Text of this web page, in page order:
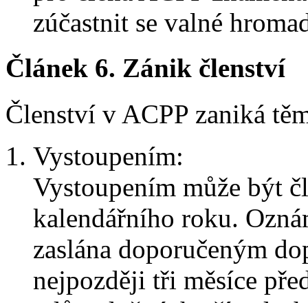
zúčastnit se valné
Článek 6. Zánik členství
Členství v ACPP zaniká
Vystoupením:
Vystoupením může být
kalendářního roku.
zaslána doporučeným
nejpozději tři měsíce